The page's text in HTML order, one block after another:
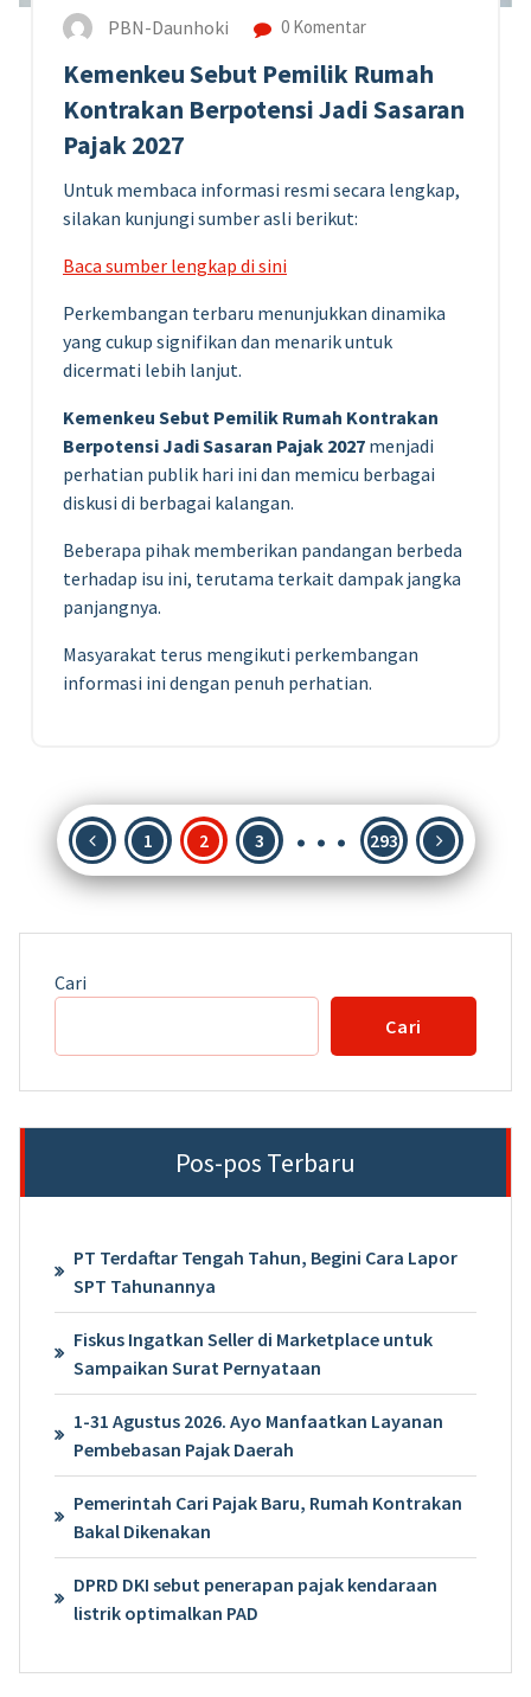
PBN-Daunhoki 0 Komentar
Kemenkeu Sebut Pemilik Rumah
Kontrakan Berpotensi Jadi Sasaran
Pajak 2027
Untuk membaca informasi resmi secara lengkap,
silakan kunjungi sumber asli berikut:
Baca sumber lengkap di sini
Perkembangan terbaru menunjukkan dinamika
yang cukup signifikan dan menarik untuk
dicermati lebih lanjut.
Kemenkeu Sebut Pemilik Rumah Kontrakan
Berpotensi Jadi Sasaran Pajak 2027 menjadi
perhatian publik hari ini dan memicu berbagai
diskusi di berbagai kalangan.
Beberapa pihak memberikan pandangan berbeda
terhadap isu ini, terutama terkait dampak jangka
panjangnya.
Masyarakat terus mengikuti perkembangan
informasi ini dengan penuh perhatian.
Paginasi
pos
1 2 3 … 293
Cari
Cari
Pos-pos Terbaru
PT Terdaftar Tengah Tahun, Begini Cara Lapor
SPT Tahunannya
Fiskus Ingatkan Seller di Marketplace untuk
Sampaikan Surat Pernyataan
1-31 Agustus 2026. Ayo Manfaatkan Layanan
Pembebasan Pajak Daerah
Pemerintah Cari Pajak Baru, Rumah Kontrakan
Bakal Dikenakan
DPRD DKI sebut penerapan pajak kendaraan
listrik optimalkan PAD